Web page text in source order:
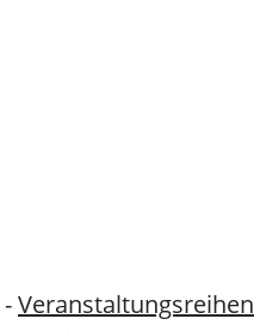
-Veranstaltungsreihen